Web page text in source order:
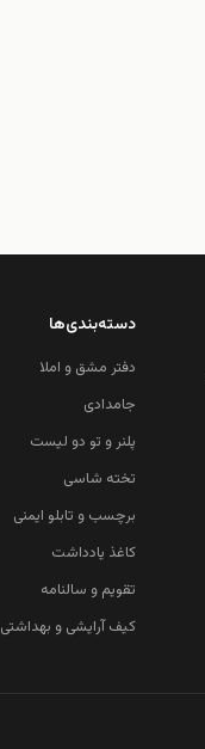
دسته‌بندی‌ها
دفتر مشق و املا
جامدادی
پلنر و تو دو لیست
تخته شاسی
برچسب و تابلو ایمنی
کاغذ یادداشت
تقویم و سالنامه
کیف آرایشی و بهداشتی